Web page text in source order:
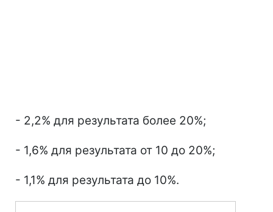
- 2,2% для результата более 20%;
- 1,6% для результата от 10 до 20%;
- 1,1% для результата до 10%.